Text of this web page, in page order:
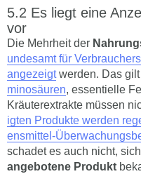
Es liegt eine
vor
Die Mehrheit der
undesamt für
angezeigtwerden. Das gilt
minosäuren, essentielle
Kräuterextrakte müssen
igten Produkte werden
ensmittel-
schadet es auch nicht,
angebotene Produkt